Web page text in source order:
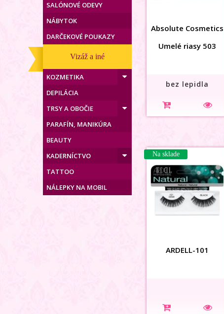
SALÓNOVÉ ODEVY
NÁBYTOK
DARČEKOVÉ POUKAZY
Vizáž a iné
KOZMETIKA
DEPILÁCIA
TRSY A OBOČIE
PARAFÍN, MANIKÚRA
BEAUTY
KADERNÍCTVO
TATTOO
NÁLEPKY NA MOBIL
Absolute Cosmetics
Umelé riasy 503
bez lepidla
Na sklade
ARDELL-101